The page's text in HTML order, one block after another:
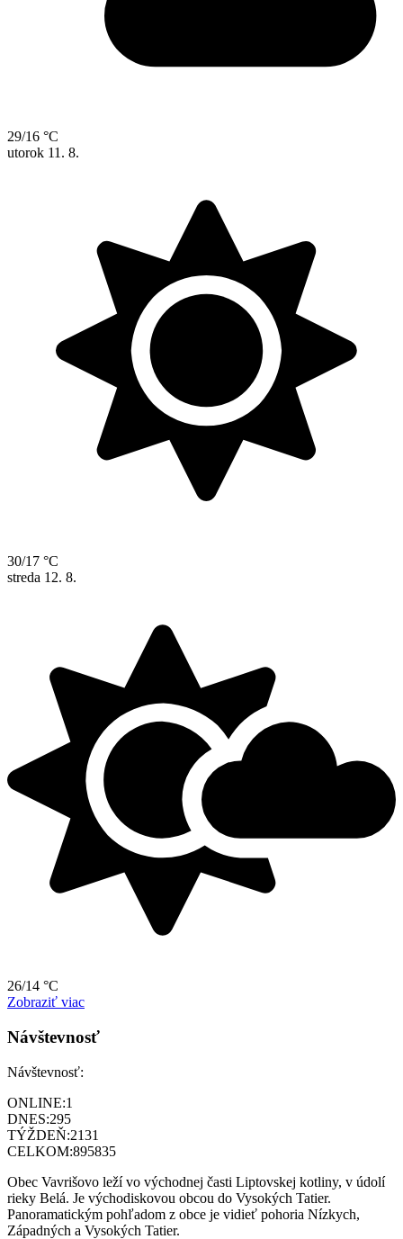
29/16 °C
utorok 11. 8.
30/17 °C
streda 12. 8.
26/14 °C
Zobraziť viac
Návštevnosť
Návštevnosť:
ONLINE:1
DNES:295
TÝŽDEŇ:2131
CELKOM:895835
Obec Vavrišovo leží vo východnej časti Liptovskej kotliny, v údolí
rieky Belá. Je východiskovou obcou do Vysokých Tatier.
Panoramatickým pohľadom z obce je vidieť pohoria Nízkych,
Západných a Vysokých Tatier.